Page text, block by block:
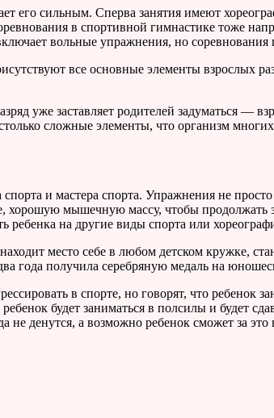
его сильным. Сперва занятия имеют
в спортивной гимнастике тоже
вольные упражнения, но соревнования
все основные элементы взрослых
уже заставляет родителей задуматься
сложные элементы, что организм
и мастера спорта. Упражнения не
хорошую мышечную массу, чтобы продолжать
ребенка на другие виды спорта или
место себе в любом детском кружке,
года получила серебряную медаль на
в спорте, но говорят, что ребенок
будет заниматься в полсилы и будет
денутся, а возможно ребенок сможет за